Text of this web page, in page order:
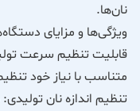
نان‌ها.
ویژگی‌ها و مزایای
قابلیت تنظیم سرعت
متناسب با نیاز خود
تنظیم اندازه نان